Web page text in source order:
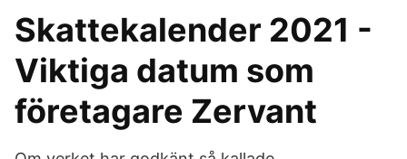
Skattekalender 2021 -
Viktiga datum som
företagare Zervant